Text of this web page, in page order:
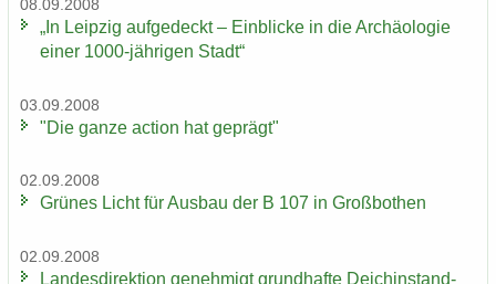
08.09.2008
„In Leip­zig auf­ge­deckt – Ein­bli­cke in die Ar­chäo­lo­gie
einer 1000-​jährigen Stadt“
03.09.2008
"Die ganze ac­tion hat ge­prägt"
02.09.2008
Grü­nes Licht für Aus­bau der B 107 in Groß­bo­then
02.09.2008
Lan­des­di­rek­ti­on ge­neh­migt grund­haf­te Deich­in­stand­